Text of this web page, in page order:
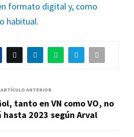
formato digital y, como
habitual.
ARTÍCULO ANTERIOR
tanto en VN como VO, no
hasta 2023 según Arval